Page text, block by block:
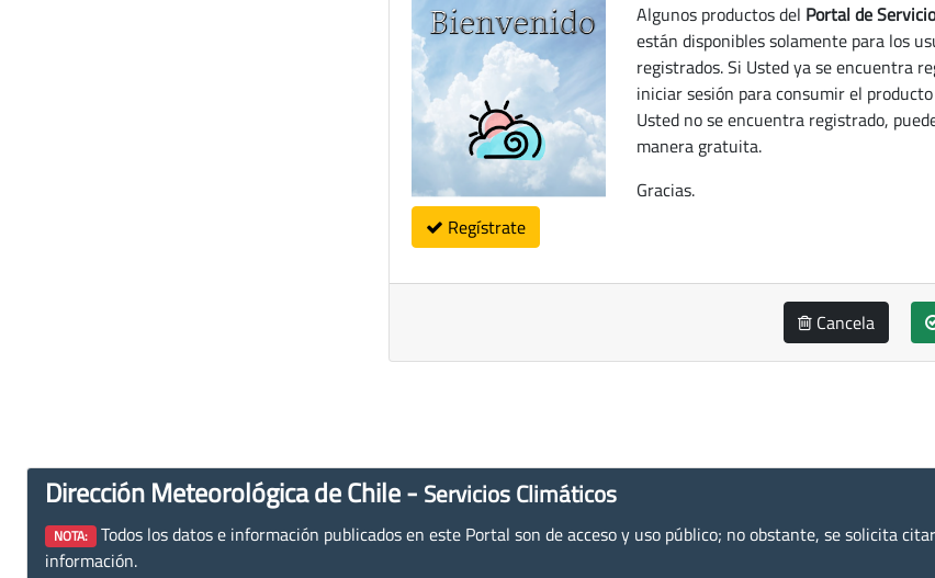
Regístrate
Algunos productos del Portal de
están disponibles solamente para los
registrados. Si Usted ya se encuentra
iniciar sesión para consumir el
Usted no se encuentra registrado,
manera gratuita.
Gracias.
Cancela
Dirección Meteorológica de Chile - Servicios Climáticos
NOTA: Todos los datos e información publicados en este Portal son de acceso y uso público; no obstante, se solicita
información.